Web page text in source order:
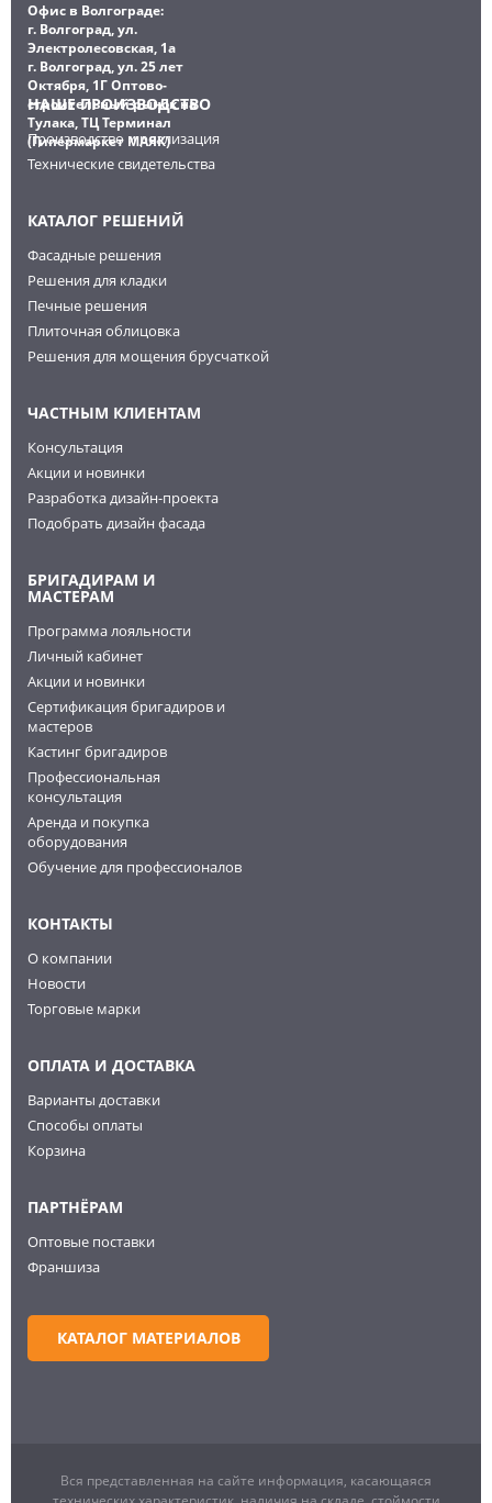
Офис в Волгограде:
г. Волгоград, ул.
Электролесовская, 1а
г. Волгоград, ул. 25 лет
Октября, 1Г Оптово-
строительный рынок на
Тулака, ТЦ Терминал
(Гипермаркет МАЯК)
НАШЕ ПРОИЗВОДСТВО
Производство и реализация
Технические свидетельства
КАТАЛОГ РЕШЕНИЙ
Фасадные решения
Решения для кладки
Печные решения
Плиточная облицовка
Решения для мощения брусчаткой
ЧАСТНЫМ КЛИЕНТАМ
Консультация
Акции и новинки
Разработка дизайн-проекта
Подобрать дизайн фасада
БРИГАДИРАМ И
МАСТЕРАМ
Программа лояльности
Личный кабинет
Акции и новинки
Сертификация бригадиров и
мастеров
Кастинг бригадиров
Профессиональная
консультация
Аренда и покупка
оборудования
Обучение для профессионалов
КОНТАКТЫ
О компании
Новости
Торговые марки
ОПЛАТА И ДОСТАВКА
Варианты доставки
Способы оплаты
Корзина
ПАРТНЁРАМ
Оптовые поставки
Франшиза
КАТАЛОГ МАТЕРИАЛОВ
Вся представленная на сайте информация, касающаяся